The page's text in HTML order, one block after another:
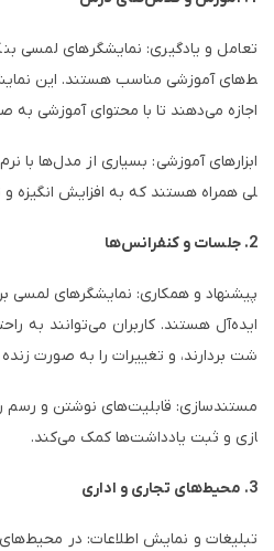
تعامل و یادگیری: نمایشگرهای لمسی
ط‌های آموزشی مناسب هستند. این
اجازه می‌دهند تا با محتوای آموزشی به
ابزارهای آموزشی: بسیاری از مدل‌ها با
لی همراه هستند که به افزایش انگیزه
2. جلسات و کنفرانس‌ها
پیشنهاد و همکاری: نمایشگرهای لمسی
ایده‌آل هستند. کاربران می‌توانند به
شت بردارند، و تغییرات را به صورت
مستندسازی: قابلیت‌های نوشتن و
ازی و ثبت یادداشت‌ها کمک می‌کند.
3. محیط‌های تجاری و اداری
تبلیغات و نمایش اطلاعات: در